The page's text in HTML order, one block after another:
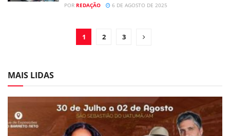
POR REDAÇÃO 6 DE AGOSTO DE 2025
1 2 3
MAIS LIDAS